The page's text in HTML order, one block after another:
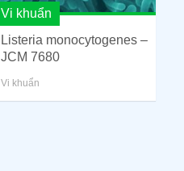
Vi khuẩn
Listeria monocytogenes –
JCM 7680
Vi khuẩn